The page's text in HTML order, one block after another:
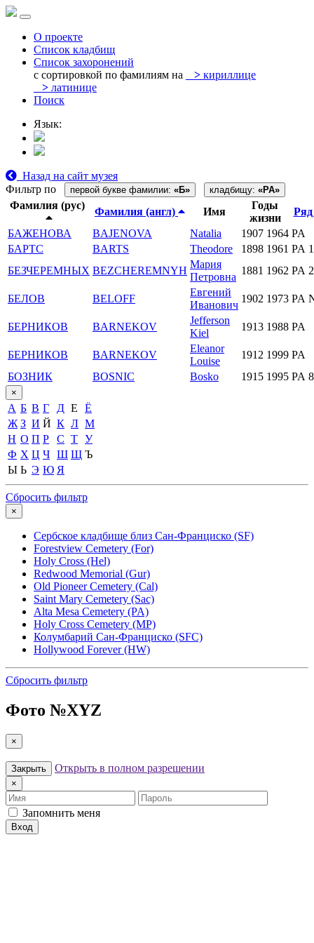
О проекте
Список кладбищ
Список захоронений
с сортировкой по фамилиям на
> кириллице
> латинице
Поиск
Язык:
Назад на сайт музея
Фильтр по
первой букве фамилии: «Б» кладбищу: «PA»
Фамилия (рус)
Фамилия (англ) Имя
Годы
жизни
БАЖЕНОВА
BAJENOVA Natalia 1907 1964 PA
БАРТС
BARTS Theodore 1898 1961 PA
БЕЗЧЕРЕМНЫХ BEZCHEREMNYH
Мария
Петровна
1881 1962 PA
БЕЛОВ BELOFF
Евгений
Иванович
1902 1973 PA
БЕРНИКОВ BARNEKOV
Jefferson
Kiel
1913 1988 PA
БЕРНИКОВ BARNEKOV
Eleanor
Louise
1912 1999 PA
БОЗНИК
BOSNIC Bosko 1915 1995 PA
×
А Б В Г Д Е
Ё
Ж З И Й К Л М
Н О П Р С Т У
Ф Х Ц Ч Ш Щ Ъ
Ы Ь Э Ю Я
Сбросить фильтр
×
Сербское кладбище близ Сан-Франциско (SF)
Forestview Cemetery (For)
Holy Cross (Hel)
Redwood Memorial (Gur)
Old Pioneer Cemetery (Cal)
Saint Mary Cemetery (Sac)
Alta Mesa Cemetery (PA)
Holy Cross Cemetery (MP)
Колумбарий Сан-Франциско (SFC)
Hollywood Forever (HW)
Сбросить фильтр
Фото №XYZ
×
Закрыть Открыть в полном разрешении
×
Имя
Пароль
Запомнить меня
Вход